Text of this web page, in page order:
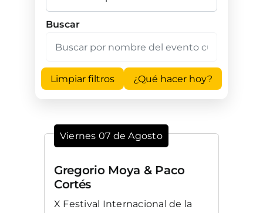
Buscar
Limpiar filtros ¿Qué hacer hoy?
Viernes 07 de Agosto
Gregorio Moya & Paco
Cortés
X Festival Internacional de la